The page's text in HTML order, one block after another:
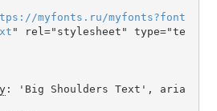
://myfonts . ru/myfonts?font
" rel="stylesheet" type="te
: 'Big Shoulders Text', aria